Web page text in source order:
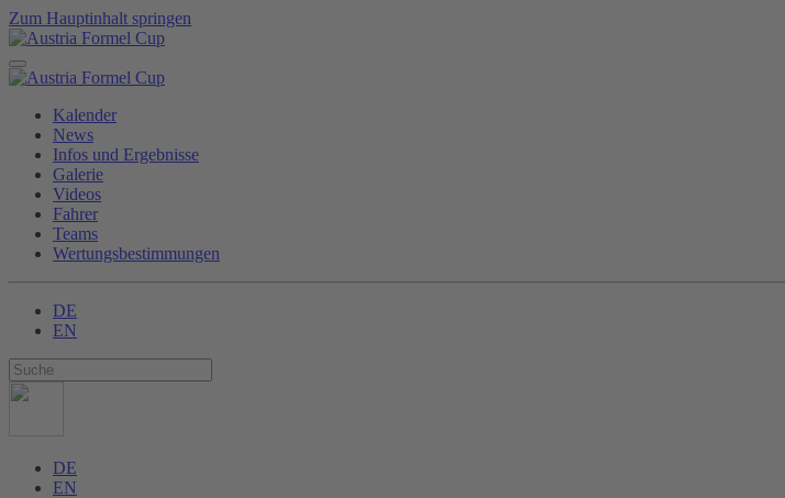
Zum Hauptinhalt springen
Kalender
News
Infos und Ergebnisse
Galerie
Videos
Fahrer
Teams
Wertungsbestimmungen
DE
EN
DE
EN